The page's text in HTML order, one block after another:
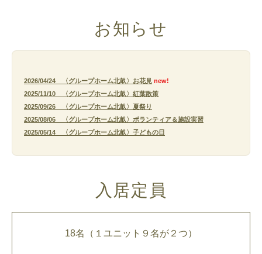
お知らせ
2026/04/24 〈グループホーム北畝〉お花見 new!
2025/11/10 〈グループホーム北畝〉紅葉散策
2025/09/26 〈グループホーム北畝〉夏祭り
2025/08/06 〈グループホーム北畝〉ボランティア＆施設実習
2025/05/14 〈グループホーム北畝〉子どもの日
入居定員
18名（１ユニット９名が２つ）